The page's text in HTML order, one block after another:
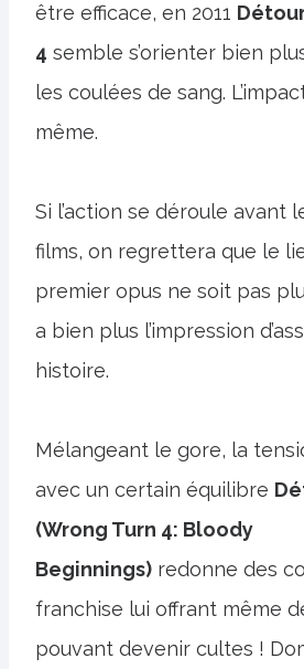
être efficace, en 2011
4 semble s’orienter bien
les coulées de sang.
même.
Si l’action se déroule avant
films, on regrettera que le
premier opus ne soit pas
a bien plus l’impression
histoire.
Mélangeant le gore, la
avec un certain équilibre
(Wrong Turn 4: Bloody
Beginnings) redonne des
franchise lui offrant même
pouvant devenir cultes !